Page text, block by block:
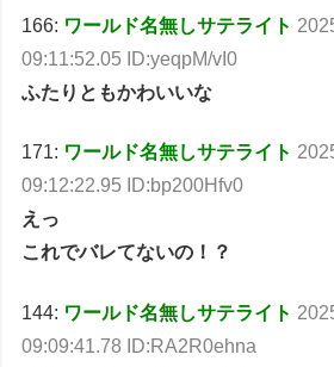
166: ワールド名無しサテライト
09:11:52.05 ID:yeqpM/vI0
ふたりともかわいいな
171: ワールド名無しサテライト
09:12:22.95 ID:bp200Hfv0
えっ
これでバレてないの！？
144: ワールド名無しサテライト
09:09:41.78 ID:RA2R0ehna